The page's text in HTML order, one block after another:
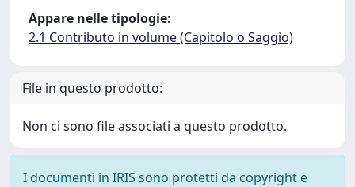
Appare nelle tipologie:
2.1 Contributo in volume (Capitolo o Saggio)
File in questo prodotto:
Non ci sono file associati a questo prodotto.
I documenti in IRIS sono protetti da copyright e